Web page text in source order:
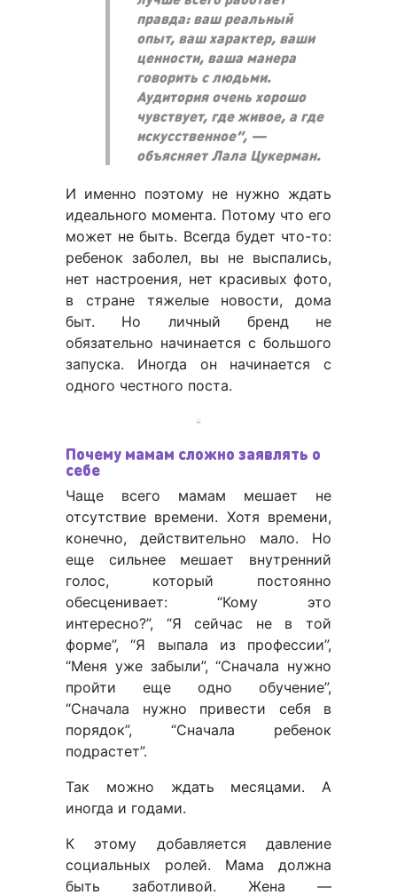
правда: ваш реальный
опыт, ваш характер, ваши
ценности, ваша манера
говорить с людьми.
Аудитория очень хорошо
чувствует, где живое, а где
искусственное”, —
объясняет Лала Цукерман.
И именно поэтому не нужно ждать
идеального момента. Потому что его
может не быть. Всегда будет что-то:
ребенок заболел, вы не выспались,
нет настроения, нет красивых фото,
в стране тяжелые новости, дома
быт. Но личный бренд не
обязательно начинается с большого
запуска. Иногда он начинается с
одного честного поста.
Почему мамам сложно заявлять о
себе
Чаще всего мамам мешает не
отсутствие времени. Хотя времени,
конечно, действительно мало. Но
еще сильнее мешает внутренний
голос, который постоянно
обесценивает: “Кому это
интересно?”, “Я сейчас не в той
форме”, “Я выпала из профессии”,
“Меня уже забыли”, “Сначала нужно
пройти еще одно обучение”,
“Сначала нужно привести себя в
порядок”, “Сначала ребенок
подрастет”.
Так можно ждать месяцами. А
иногда и годами.
К этому добавляется давление
социальных ролей. Мама должна
быть заботливой. Жена —